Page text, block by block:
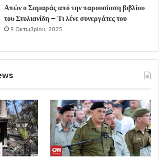
Απών ο Σαμαράς από την παρουσίαση βιβλίου
του Στυλιανίδη – Τι λένε συνεργάτες του
8 Οκτωβρίου, 2025